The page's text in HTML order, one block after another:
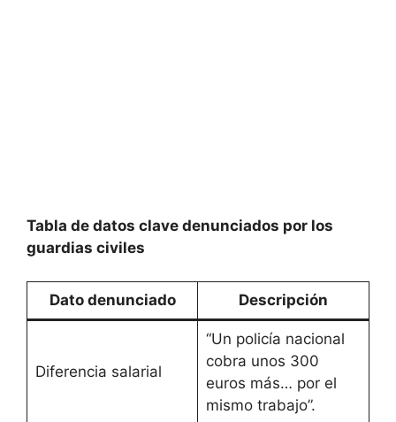
Tabla de datos clave denunciados por los
guardias civiles
Dato denunciado Descripción
Diferencia salarial
“Un policía nacional
cobra unos 300
euros más… por el
mismo trabajo”.